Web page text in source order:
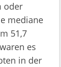
oder
mediane
51,7
es
in der